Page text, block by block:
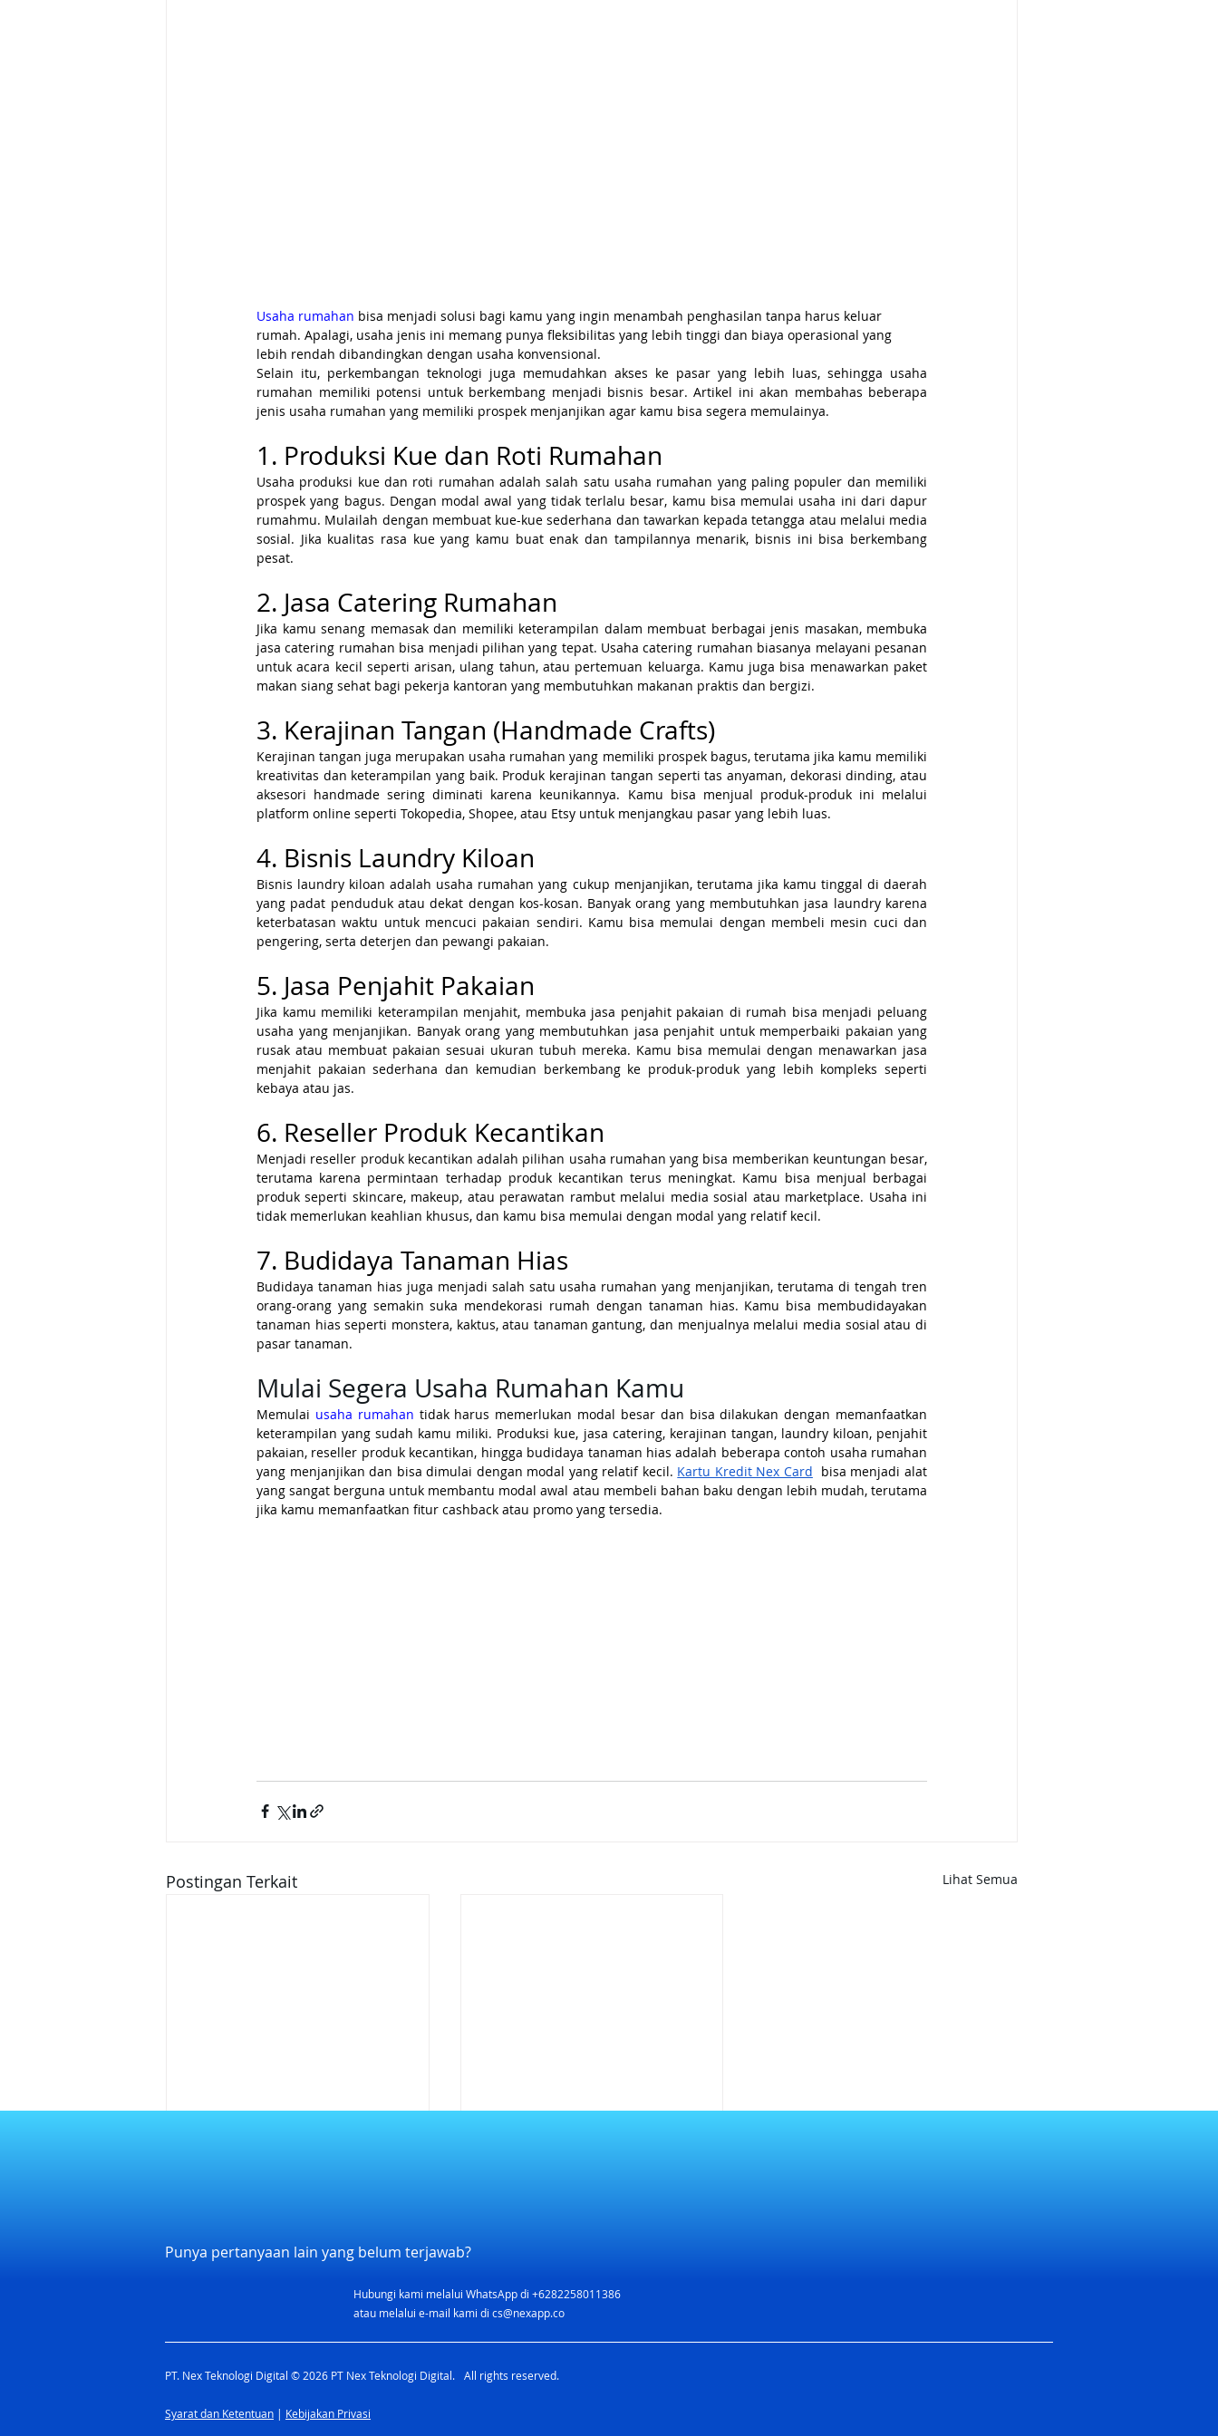
Usaha rumahan bisa menjadi solusi bagi kamu yang ingin menambah penghasilan tanpa harus keluar
rumah. Apalagi, usaha jenis ini memang punya fleksibilitas yang lebih tinggi dan biaya operasional yang
lebih rendah dibandingkan dengan usaha konvensional.
Selain itu, perkembangan teknologi juga memudahkan akses ke pasar yang lebih luas, sehingga usaha
rumahan memiliki potensi untuk berkembang menjadi bisnis besar. Artikel ini akan membahas beberapa
jenis usaha rumahan yang memiliki prospek menjanjikan agar kamu bisa segera memulainya.
1. Produksi Kue dan Roti Rumahan
Usaha produksi kue dan roti rumahan adalah salah satu usaha rumahan yang paling populer dan memiliki
prospek yang bagus. Dengan modal awal yang tidak terlalu besar, kamu bisa memulai usaha ini dari dapur
rumahmu. Mulailah dengan membuat kue-kue sederhana dan tawarkan kepada tetangga atau melalui media
sosial. Jika kualitas rasa kue yang kamu buat enak dan tampilannya menarik, bisnis ini bisa berkembang
pesat.
2. Jasa Catering Rumahan
Jika kamu senang memasak dan memiliki keterampilan dalam membuat berbagai jenis masakan, membuka
jasa catering rumahan bisa menjadi pilihan yang tepat. Usaha catering rumahan biasanya melayani pesanan
untuk acara kecil seperti arisan, ulang tahun, atau pertemuan keluarga. Kamu juga bisa menawarkan paket
makan siang sehat bagi pekerja kantoran yang membutuhkan makanan praktis dan bergizi.
3. Kerajinan Tangan (Handmade Crafts)
Kerajinan tangan juga merupakan usaha rumahan yang memiliki prospek bagus, terutama jika kamu memiliki
kreativitas dan keterampilan yang baik. Produk kerajinan tangan seperti tas anyaman, dekorasi dinding, atau
aksesori handmade sering diminati karena keunikannya. Kamu bisa menjual produk-produk ini melalui
platform online seperti Tokopedia, Shopee, atau Etsy untuk menjangkau pasar yang lebih luas.
4. Bisnis Laundry Kiloan
Bisnis laundry kiloan adalah usaha rumahan yang cukup menjanjikan, terutama jika kamu tinggal di daerah
yang padat penduduk atau dekat dengan kos-kosan. Banyak orang yang membutuhkan jasa laundry karena
keterbatasan waktu untuk mencuci pakaian sendiri. Kamu bisa memulai dengan membeli mesin cuci dan
pengering, serta deterjen dan pewangi pakaian.
5. Jasa Penjahit Pakaian
Jika kamu memiliki keterampilan menjahit, membuka jasa penjahit pakaian di rumah bisa menjadi peluang
usaha yang menjanjikan. Banyak orang yang membutuhkan jasa penjahit untuk memperbaiki pakaian yang
rusak atau membuat pakaian sesuai ukuran tubuh mereka. Kamu bisa memulai dengan menawarkan jasa
menjahit pakaian sederhana dan kemudian berkembang ke produk-produk yang lebih kompleks seperti
kebaya atau jas.
6. Reseller Produk Kecantikan
Menjadi reseller produk kecantikan adalah pilihan usaha rumahan yang bisa memberikan keuntungan besar,
terutama karena permintaan terhadap produk kecantikan terus meningkat. Kamu bisa menjual berbagai
produk seperti skincare, makeup, atau perawatan rambut melalui media sosial atau marketplace. Usaha ini
tidak memerlukan keahlian khusus, dan kamu bisa memulai dengan modal yang relatif kecil.
7. Budidaya Tanaman Hias
Budidaya tanaman hias juga menjadi salah satu usaha rumahan yang menjanjikan, terutama di tengah tren
orang-orang yang semakin suka mendekorasi rumah dengan tanaman hias. Kamu bisa membudidayakan
tanaman hias seperti monstera, kaktus, atau tanaman gantung, dan menjualnya melalui media sosial atau di
pasar tanaman.
Mulai Segera Usaha Rumahan Kamu
Memulai usaha rumahan tidak harus memerlukan modal besar dan bisa dilakukan dengan memanfaatkan
keterampilan yang sudah kamu miliki. Produksi kue, jasa catering, kerajinan tangan, laundry kiloan, penjahit
pakaian, reseller produk kecantikan, hingga budidaya tanaman hias adalah beberapa contoh usaha rumahan
yang menjanjikan dan bisa dimulai dengan modal yang relatif kecil. Kartu Kredit Nex Card bisa menjadi alat
yang sangat berguna untuk membantu modal awal atau membeli bahan baku dengan lebih mudah, terutama
jika kamu memanfaatkan fitur cashback atau promo yang tersedia.
Postingan Terkait Lihat Semua
7 Tips Sukses Bisnis Online
untuk Pemula
7 Ide Side Hustle yang
Menguntungkan Buat
Punya pertanyaan lain yang belum terjawab?
Hubungi kami melalui WhatsApp di +6282258011386
atau melalui e-mail kami di cs@nexapp.co
PT. Nex Teknologi Digital © 2026 PT Nex Teknologi Digital. All rights reserved.
Syarat dan Ketentuan | Kebijakan Privasi